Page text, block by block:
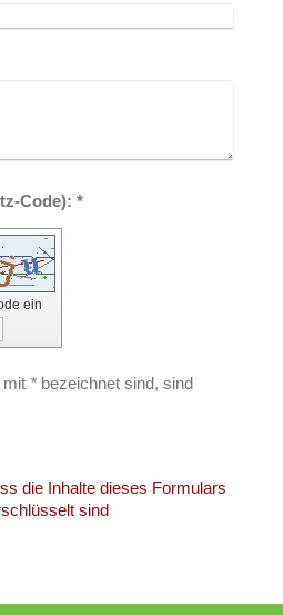
Captcha (Spam-Schutz-Code): *
ein
mit * bezeichnet sind, sind
die Inhalte dieses Formulars
sind